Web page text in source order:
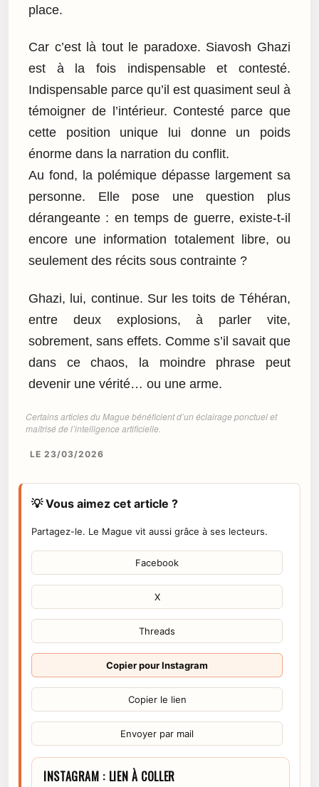
place.
Car c’est là tout le paradoxe. Siavosh Ghazi
est à la fois indispensable et contesté.
Indispensable parce qu’il est quasiment seul à
témoigner de l’intérieur. Contesté parce que
cette position unique lui donne un poids
énorme dans la narration du conflit.
Au fond, la polémique dépasse largement sa
personne. Elle pose une question plus
dérangeante : en temps de guerre, existe-t-il
encore une information totalement libre, ou
seulement des récits sous contrainte ?
Ghazi, lui, continue. Sur les toits de Téhéran,
entre deux explosions, à parler vite,
sobrement, sans effets. Comme s’il savait que
dans ce chaos, la moindre phrase peut
devenir une vérité… ou une arme.
Certains articles du Mague bénéficient d’un éclairage ponctuel et
maîtrisé de l’intelligence artificielle.
LE 23/03/2026
💡 Vous aimez cet article ?
Partagez-le. Le Mague vit aussi grâce à ses lecteurs.
Facebook
X
Threads
Copier pour Instagram
Copier le lien
Envoyer par mail
INSTAGRAM : LIEN À COLLER